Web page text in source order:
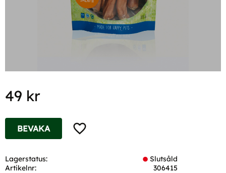
49 kr
Lägg till i favoriter
BEVAKA
Lagerstatus
Slutsåld
Artikelnr
306415